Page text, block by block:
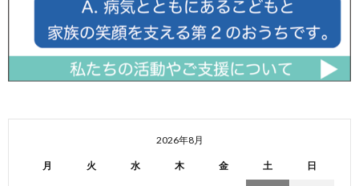
2026年8月
月 火 水 木 金 土 日